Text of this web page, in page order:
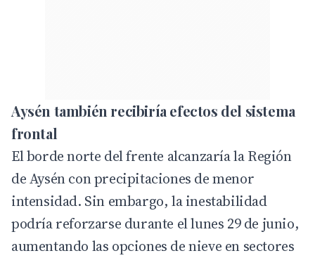
Aysén también recibiría efectos del sistema
frontal
El borde norte del frente alcanzaría la Región
de Aysén con precipitaciones de menor
intensidad. Sin embargo, la inestabilidad
podría reforzarse durante el lunes 29 de junio,
aumentando las opciones de nieve en sectores